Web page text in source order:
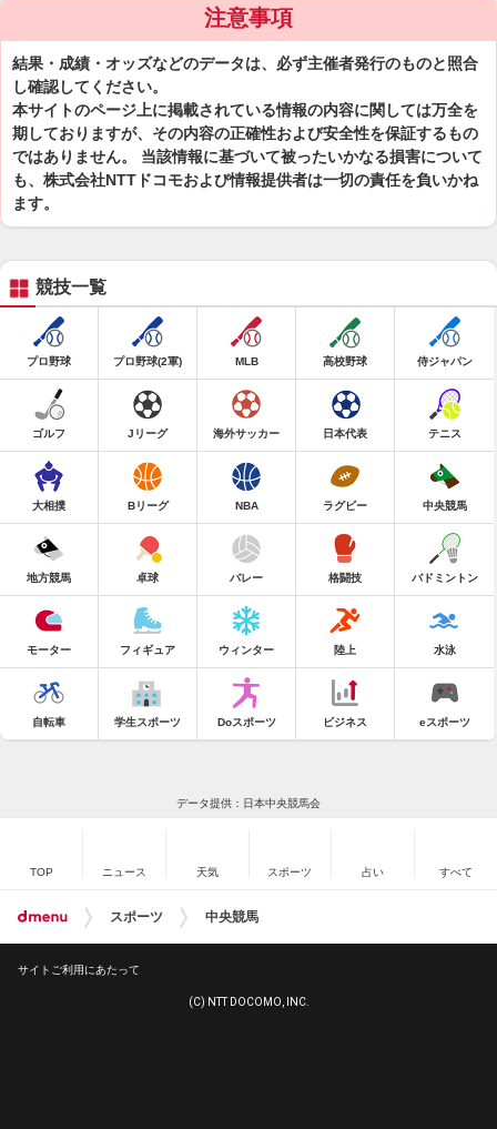
注意事項
結果・成績・オッズなどのデータは、必ず主催者発行のものと照合
し確認してください。
本サイトのページ上に掲載されている情報の内容に関しては万全を
期しておりますが、その内容の正確性および安全性を保証するもの
ではありません。 当該情報に基づいて被ったいかなる損害について
も、株式会社NTTドコモおよび情報提供者は一切の責任を負いかね
ます。
競技一覧
プロ野球 プロ野球(2軍) MLB 高校野球 侍ジャパン
ゴルフ Jリーグ 海外サッカー 日本代表 テニス
大相撲 Bリーグ NBA ラグビー 中央競馬
地方競馬 卓球 バレー 格闘技 バドミントン
モーター フィギュア ウィンター 陸上 水泳
自転車 学生スポーツ Doスポーツ ビジネス eスポーツ
データ提供：日本中央競馬会
TOP ニュース 天気 スポーツ 占い すべて
スポーツ 中央競馬
サイトご利用にあたって
(C) NTT DOCOMO, INC.